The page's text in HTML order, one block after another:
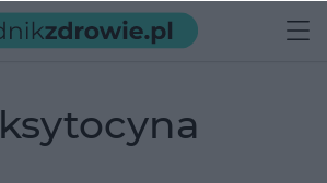
oksytocyna